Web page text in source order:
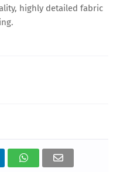
highly detailed fabric